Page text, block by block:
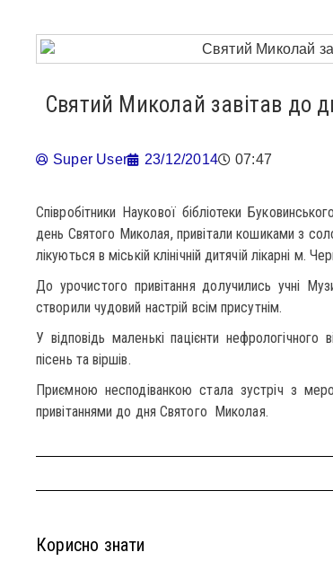
Святий Миколай завітав до
Super User 23/12/2014 07:47
Співробітники Наукової бібліотеки
день Святого Миколая, привітали кошиками з
лікуються в міській клінічній дитячій лікарні м.
До урочистого привітання долучились учні
створили чудовий настрій всім присутнім.
У відповідь маленькі пацієнти
пісень та віршів.
Приємною несподіванкою стала зустріч з
привітаннями до дня Святого Миколая.
Корисно знати